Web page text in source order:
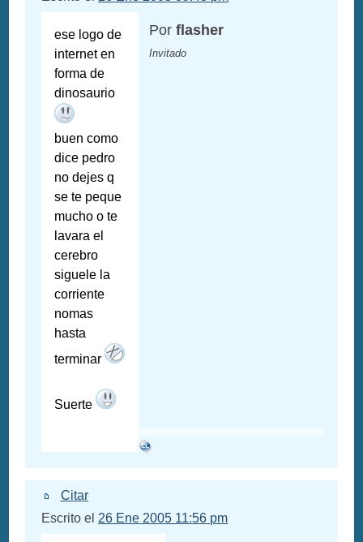
ese logo de
internet en
forma de
dinosaurio
buen como
dice pedro
no dejes q
se te peque
mucho o te
lavara el
cerebro
siguele la
corriente
nomas
hasta
terminar
Suerte
Por flasher
Invitado
Citar
Escrito el 26 Ene 2005 11:56 pm